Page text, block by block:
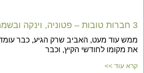
3 חברות טובות – פטוניה, וינקה ובשמת
ממש עוד מעט, האביב שרק הגיע, כבר עומד
את מקומו לחודשי הקיץ, וכבר
קרא עוד >>